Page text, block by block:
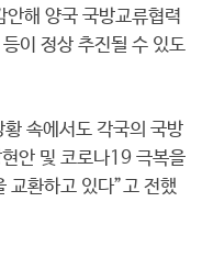
해 양국 국방교류협력
이 정상 추진될 수 있도
속에서도 각국의 국방
안 및 코로나19 극복을
교환하고 있다”고 전했